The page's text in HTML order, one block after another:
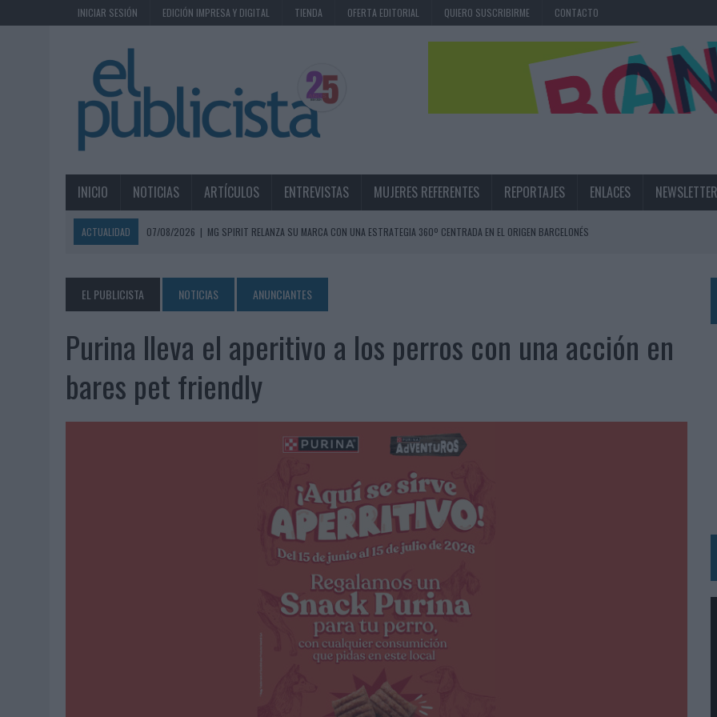
INICIAR SESIÓN EDICIÓN IMPRESA Y DIGITAL TIENDA OFERTA EDITORIAL QUIERO SUSCRIBIRME CONTACTO
INICIO NOTICIAS ARTÍCULOS ENTREVISTAS MUJERES REFERENTES REPORTAJES ENLACES NEWSLETTER
ACTUALIDAD 07/08/2026 | MG SPIRIT RELANZA SU MARCA CON UNA ESTRATEGIA 360º CENTRADA EN EL ORIGEN BARCELONÉS
07/08/2026 | VUELING CONVIERTE LOS RECUERDOS EN SOUVENIRS CON IA
07/08/2026
CUANDO SE APAGUE EL SOL, EL ECLIPSE DE 2026 PONDRÁ A PRUEBA LA CREATIVIDAD DE LAS MARCAS
06/08/2026
‘LA VUELTA’, DE FENOMENAL PARA MÁLAGA CF
06/08/2026
SIETE DE CADA DIEZ EMPRESAS ESPAÑOLAS NO INTEGRAN LA INFANCIA EN SU ESTRATEGIA
EL USO DE LA IA GENERATIVA ALCANZA YA AL 62% DE LOS ESPAÑOLES
SYSTEM1 NOMBRA A KIMBERLY BASTONI COMO NUEVA DIRECTORA COMERCIAL GLOBAL
FRIGO Y UNIQLO LANZAN UNA COLECCIÓN PERSONALIZABLE INSPIRADA EN CORNETTO, CALIPPO Y SOLERO
LA IA ESTÁ SUBIENDO EL LISTÓN DE LA CREATIVIDAD
BEON WORLDWIDE LANZA RAÍZ URBANA PARA TRANSFORMAR EL PATRIMONIO HISTÓRICO EN ACTIVOS CULTURALES Y ECONÓMICOS
FABRA COMUNICACIÓN INCORPORA A CASONÁ Y ASUME LA GESTIÓN DE SUS RELACIONES CON LOS MEDIOS
LOPESAN HOTELS & RESORTS ACERCA EL PARAÍSO CANARIO EN SU ÚLTIMA CAMPAÑA INTERNACIONAL
LUIS ARQUILLOS (BURGO DE ARIAS): “LA CONSTRUCCIÓN DE MARCA A LARGO PLAZO Y LA MEDICIÓN SON DOS CARAS DE LA MISMA
‘EL PARAÍSO MÁS CERCA’, DE 22GRADOS PARA LOPESAN HOTELS & RESORTS
‘LA ÚNICA CERVEZA DEL MUNDO QUE SE DISFRUTA DOS VECES’, DE INUSUALY PARA CERVEZA CAPAZ
EL PUBLICISTA NOTICIAS ANUNCIANTES
Purina lleva el aperitivo a los perros con una acción en
bares pet friendly